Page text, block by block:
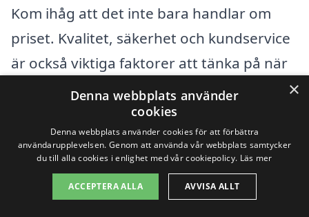
Kom ihåg att det inte bara handlar om
priset. Kvalitet, säkerhet och kundservice
är också viktiga faktorer att tänka på när
du väljer en leverantör av byggställningar.
Genom att prioritera dessa aspekter kan
du säkerställa att ditt byggprojekt
genomförs smidigt och framgångsrikt.
×
Denna webbplats använder
cookies
Denna webbplats använder cookies för att förbättra
användarupplevelsen. Genom att använda vår webbplats samtycker
du till alla cookies i enlighet med vår cookiepolicy. Läs mer
ACCEPTERA ALLA AVVISA ALLT